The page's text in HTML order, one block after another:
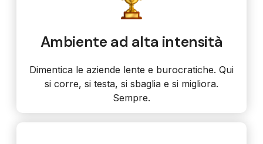
Ambiente ad alta intensità
Dimentica le aziende lente e burocratiche. Qui
si corre, si testa, si sbaglia e si migliora.
Sempre.